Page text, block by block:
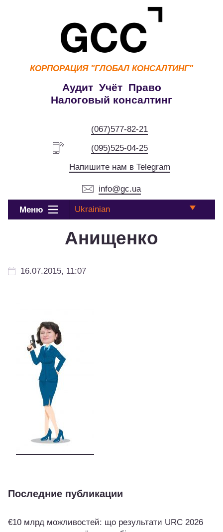
КОРПОРАЦИЯ "ГЛОБАЛ КОНСАЛТИНГ"
Аудит Учёт Право
Налоговый консалтинг
(067)577-82-21
(095)525-04-25
Напишите нам в Telegram
info@gc.ua
Меню Ukrainian
Анищенко
16.07.2015, 11:07
Последние публикации
€10 млрд можливостей: що результати URC 2026